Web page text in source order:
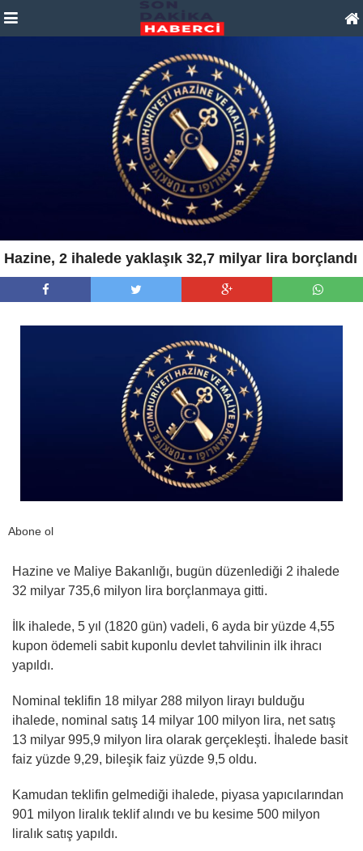
Hazine, 2 ihalede yaklaşık 32,7 milyar lira borçlandı
Abone ol
Hazine ve Maliye Bakanlığı, bugün düzenlediği 2 ihalede
32 milyar 735,6 milyon lira borçlanmaya gitti.
İlk ihalede, 5 yıl (1820 gün) vadeli, 6 ayda bir yüzde 4,55
kupon ödemeli sabit kuponlu devlet tahvilinin ilk ihracı
yapıldı.
Nominal teklifin 18 milyar 288 milyon lirayı bulduğu
ihalede, nominal satış 14 milyar 100 milyon lira, net satış
13 milyar 995,9 milyon lira olarak gerçekleşti. İhalede basit
faiz yüzde 9,29, bileşik faiz yüzde 9,5 oldu.
Kamudan teklifin gelmediği ihalede, piyasa yapıcılarından
901 milyon liralık teklif alındı ve bu kesime 500 milyon
liralık satış yapıldı.